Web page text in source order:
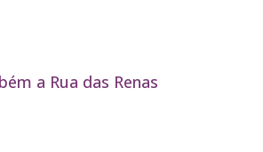
a Rua das Renas